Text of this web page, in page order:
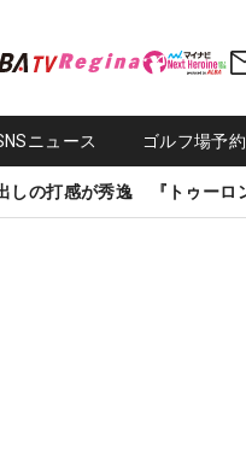
ニュース ゴルフ場予約
しの打感が秀逸 『トゥーロ